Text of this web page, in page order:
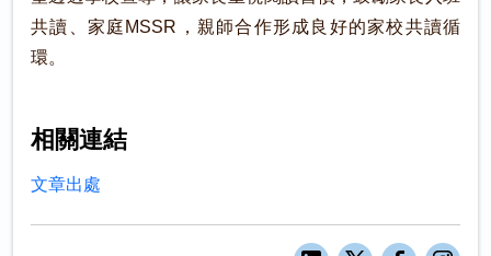
共讀、家庭MSSR，親師合作形成良好的家校共讀循
環。
相關連結
文章出處